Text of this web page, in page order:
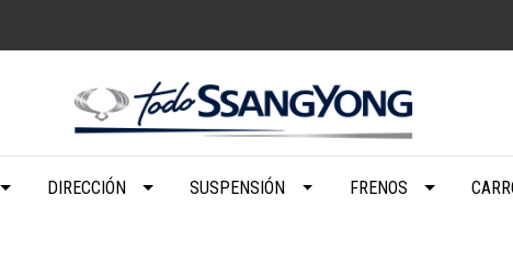
DIRECCIÓN SUSPENSIÓN FRENOS